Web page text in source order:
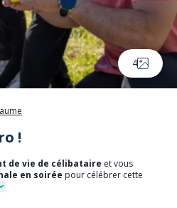
4
!
de vie de célibataire et vous
en soirée pour célébrer cette